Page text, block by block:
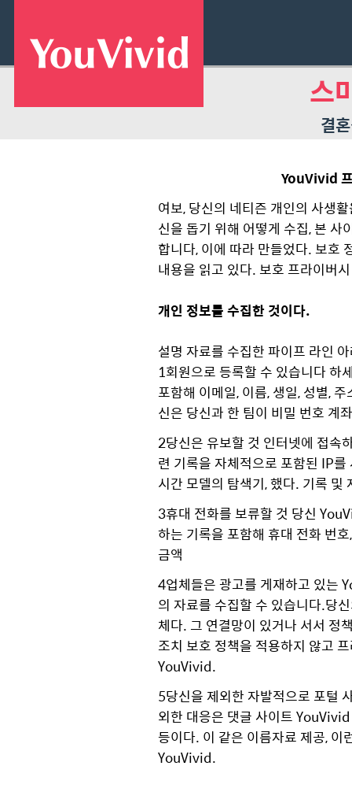
스
결
YouVivid
여보, 당신의 네티즌 개인의 사생
신을 돕기 위해 어떻게 수집, 본 사
합니다, 이에 따라 만들었다. 보호
내용을 읽고 있다. 보호 프라이버시
개인 정보를 수집한 것이다.
설명 자료를 수집한 파이프 라인
1회원으로 등록할 수 있습니다
포함해 이메일, 이름, 생일, 성별,
신은 당신과 한 팀이 비밀 번호 계
2당신은 유보할 것 인터넷에 접속
련 기록을 자체적으로 포함된 IP
시간 모델의 탐색기, 했다. 기록 및
3휴대 전화를 보류할 것 당신
하는 기록을 포함해 휴대 전화 번
금액
4업체들은 광고를 게재하고 있는
의 자료를 수집할 수 있습니다.당
체다. 그 연결망이 있거나 서서 정
조치 보호 정책을 적용하지 않고
YouVivid.
5당신을 제외한 자발적으로 포털
외한 대응은 댓글 사이트
등이다. 이 같은 이름자료 제공, 이
YouVivid.